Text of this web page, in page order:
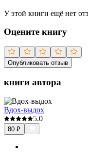
У этой книги ещё нет
Оцените книгу
Опубликовать отзыв
книги автора
Вдох-выдох
5.0
80 ₽